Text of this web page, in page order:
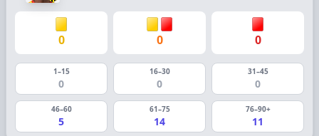
0 0 0
1–15
0
16–30
0
31–45
0
46–60
5
61–75
14
76–90+
11